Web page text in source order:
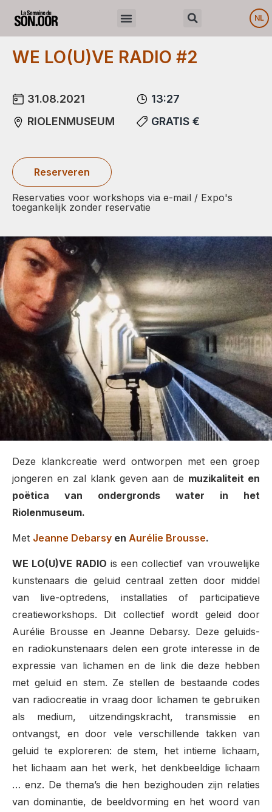
NL
WE LO(U)VE RADIO #2
31.08.2021
RIOLENMUSEUM
13:27
GRATIS €
Reserveren
Reservaties voor workshops via e-mail / Expo's
toegankelijk zonder reservatie
Deze klankcreatie werd ontworpen met een groep
jongeren en zal klank geven aan de muzikaliteit en
poëtica van ondergronds water in het
Riolenmuseum.
Met Jeanne Debarsy en Aurélie Brousse.
WE LO(U)VE RADIO is een collectief van vrouwelijke
kunstenaars die geluid centraal zetten door middel
van live-optredens, installaties of participatieve
creatieworkshops. Dit collectief wordt geleid door
Aurélie Brousse en Jeanne Debarsy. Deze geluids-
en radiokunstenaars delen een grote interesse in de
expressie van lichamen en de link die deze hebben
met geluid en stem. Ze stellen de bestaande codes
van radiocreatie in vraag door lichamen te gebruiken
als medium, uitzendingskracht, transmissie en
ontvangst, en door vele verschillende takken van
geluid te exploreren: de stem, het intieme lichaam,
het lichaam aan het werk, het denkbeeldige lichaam
… enz. De thema’s die hen bezighouden zijn relaties
van dominantie, de beeldvorming en het woord van